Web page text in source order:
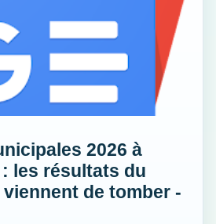
2026 à
les résultats du
de tomber -